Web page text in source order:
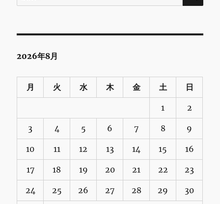
索:
2026年8月
月 火 水 木 金 土 日
1 2
3 4 5 6 7 8 9
10 11 12 13 14 15 16
17 18 19 20 21 22 23
24 25 26 27 28 29 30